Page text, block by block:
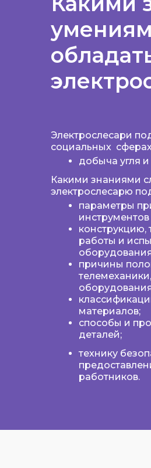
Электрослесари
социальных
добыча угля
Какими знаниями
электрослесарю
параметры
конструкцию,
работы и
причины
материалов;
способы и
деталей;
технику
работников.